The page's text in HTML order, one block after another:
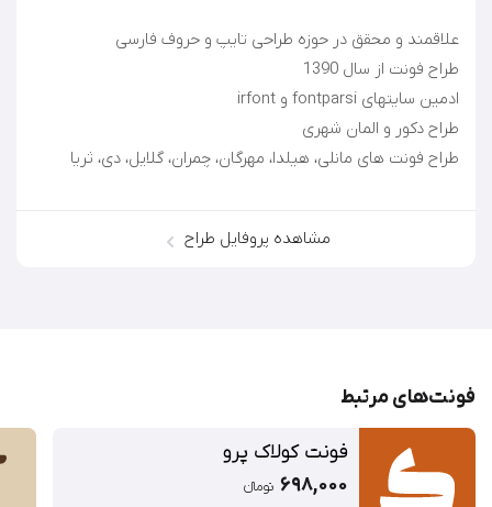
طراح فونت های مانلی، هیلدا، مهرگان، چمران، گلایل، دی، ثریا
مشاهده پروفایل طراح
فونت‌‌های مرتبط
فونت کولاک پرو
698,000 تومان‫ء‬‫